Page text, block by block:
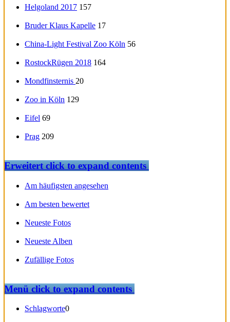
Helgoland 2017 157
Bruder Klaus Kapelle 17
China-Light Festival Zoo Köln 56
RostockRügen 2018 164
Mondfinsternis 20
Zoo in Köln 129
Eifel 69
Prag 209
Erweitertclick to expand contents
Am häufigsten angesehen
Am besten bewertet
Neueste Fotos
Neueste Alben
Zufällige Fotos
Menüclick to expand contents
Schlagworte0